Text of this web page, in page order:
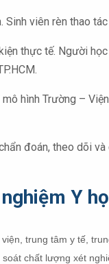
viên rèn thao
thực tế. Người
hình Trường –
đoán, theo dõi
Y
trung tâm y tế,
chất lượng xét